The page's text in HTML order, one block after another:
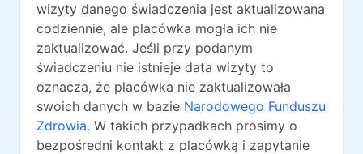
wizyty danego świadczenia jest aktualizowana
codziennie, ale placówka mogła ich nie
zaktualizować. Jeśli przy podanym
świadczeniu nie istnieje data wizyty to
oznacza, że placówka nie zaktualizowała
swoich danych w bazie Narodowego Funduszu
Zdrowia. W takich przypadkach prosimy o
bezpośredni kontakt z placówką i zapytanie